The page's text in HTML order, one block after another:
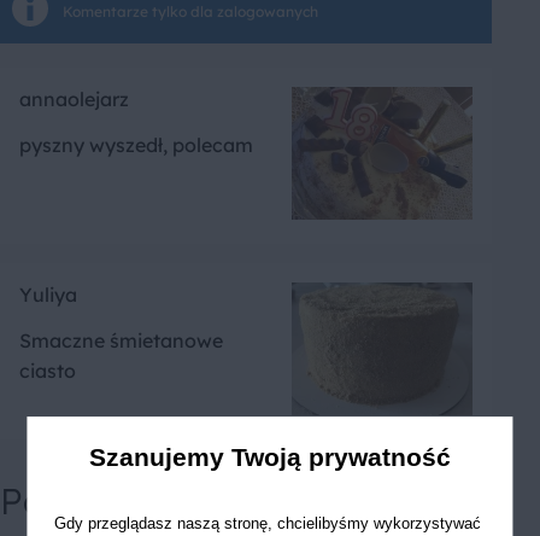
Komentarze tylko dla zalogowanych
annaolejarz
pyszny wyszedł, polecam
Yuliya
Smaczne śmietanowe
ciasto
Powiązane przepisy
Szanujemy Twoją prywatność
Gdy przeglądasz naszą stronę, chcielibyśmy wykorzystywać